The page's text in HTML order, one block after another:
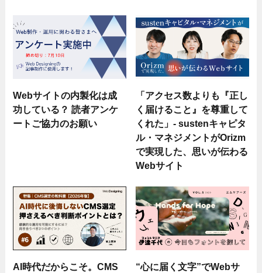
Webサイトの内製化は成
功している？ 読者アンケ
ートご協力のお願い
「アクセス数よりも『正し
く届けること』を尊重して
くれた」- sustenキャピタ
ル・マネジメントがOrizm
で実現した、思いが伝わる
Webサイト
AI時代だからこそ。CMS
“心に届く文字”でWebサ